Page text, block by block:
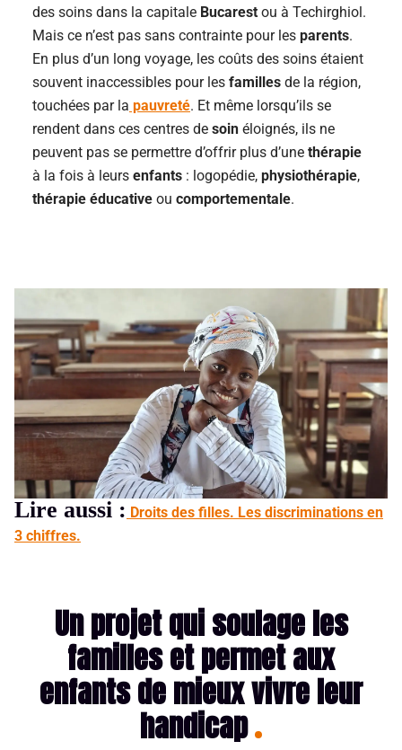
des soins dans la capitale Bucarest ou à Techirghiol.
Mais ce n’est pas sans contrainte pour les parents.
En plus d’un long voyage, les coûts des soins étaient
souvent inaccessibles pour les familles de la région,
touchées par la pauvreté. Et même lorsqu’ils se
rendent dans ces centres de soin éloignés, ils ne
peuvent pas se permettre d’offrir plus d’une thérapie
à la fois à leurs enfants : logopédie, physiothérapie,
thérapie éducative ou comportementale.
Lire aussi : Droits des filles. Les discriminations en
3 chiffres.
Un projet qui soulage les
familles et permet aux
enfants de mieux vivre leur
handicap